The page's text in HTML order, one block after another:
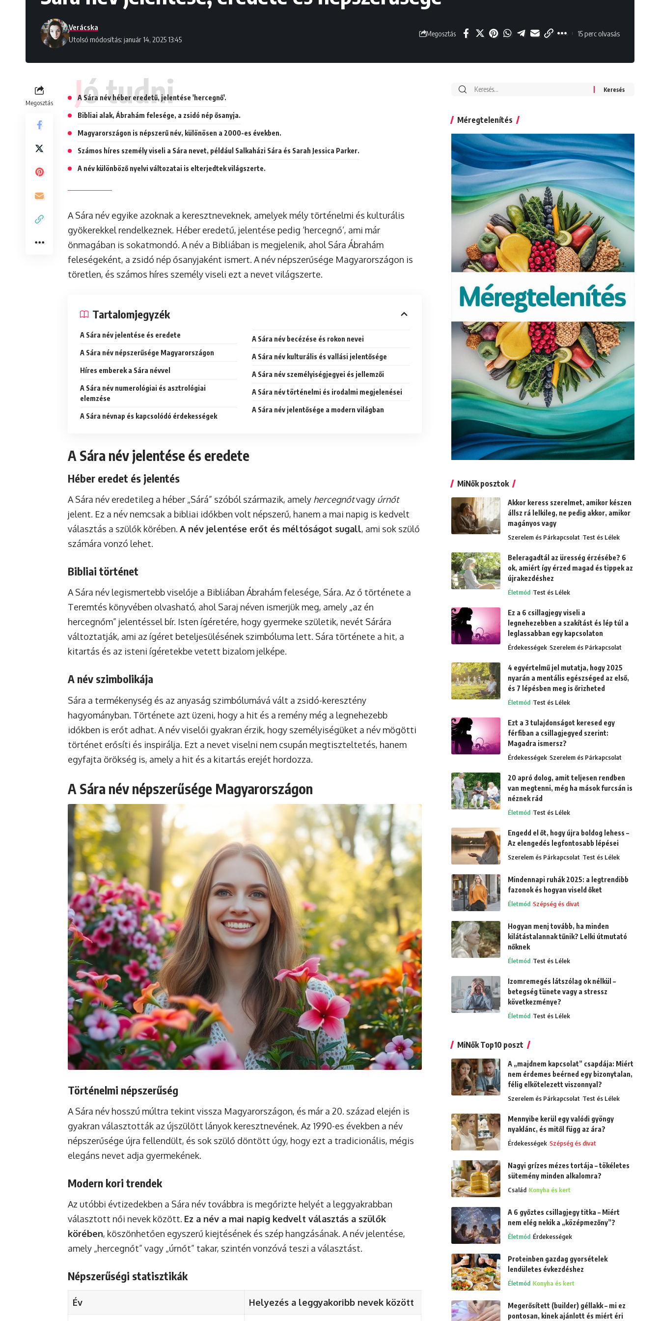
Utolsó módosítás: január 14, 2025 13:45
Verácska
Megosztás 15 perc olvasás
Megosztás Jó tudni
A Sára név héber eredetű, jelentése 'hercegnő'.
Bibliai alak, Ábrahám felesége, a zsidó nép ősanyja.
Magyarországon is népszerű név, különösen a 2000-es években.
Számos híres személy viseli a Sára nevet, például Salkaházi Sára és Sarah Jessica Parker.
A név különböző nyelvi változatai is elterjedtek világszerte.
A Sára név egyike azoknak a keresztneveknek, amelyek mély történelmi és kulturális
gyökerekkel rendelkeznek. Héber eredetű, jelentése pedig ‘hercegnő’, ami már
önmagában is sokatmondó. A név a Bibliában is megjelenik, ahol Sára Ábrahám
feleségeként, a zsidó nép ősanyjaként ismert. A név népszerűsége Magyarországon is
töretlen, és számos híres személy viseli ezt a nevet világszerte.
Tartalomjegyzék
A Sára név jelentése és eredete
A Sára név népszerűsége Magyarországon
Híres emberek a Sára névvel
A Sára név numerológiai és asztrológiai
elemzése
A Sára névnap és kapcsolódó érdekességek
A Sára név becézése és rokon nevei
A Sára név kulturális és vallási jelentősége
A Sára név személyiségjegyei és jellemzői
A Sára név történelmi és irodalmi megjelenései
A Sára név jelentősége a modern világban
A Sára név jelentése és eredete
Héber eredet és jelentés
A Sára név eredetileg a héber „Sárá” szóból származik, amely hercegnőtvagy úrnőt
jelent. Ez a név nemcsak a bibliai időkben volt népszerű, hanem a mai napig is kedvelt
választás a szülők körében. A név jelentése erőt és méltóságot sugall, ami sok szülő
számára vonzó lehet.
Bibliai történet
A Sára név legismertebb viselője a Bibliában Ábrahám felesége, Sára. Az ő története a
Teremtés könyvében olvasható, ahol Saraj néven ismerjük meg, amely „az én
hercegnőm” jelentéssel bír. Isten ígéretére, hogy gyermeke születik, nevét Sárára
változtatják, ami az ígéret beteljesülésének szimbóluma lett. Sára története a hit, a
kitartás és az isteni ígéretekbe vetett bizalom jelképe.
A név szimbolikája
Sára a termékenység és az anyaság szimbólumává vált a zsidó-keresztény
hagyományban. Története azt üzeni, hogy a hit és a remény még a legnehezebb
időkben is erőt adhat. A név viselői gyakran érzik, hogy személyiségüket a név mögötti
történet erősíti és inspirálja. Ezt a nevet viselni nem csupán megtiszteltetés, hanem
egyfajta örökség is, amely a hit és a kitartás erejét hordozza.
A Sára név népszerűsége Magyarországon
Történelmi népszerűség
A Sára név hosszú múltra tekint vissza Magyarországon, és már a 20. század elején is
gyakran választották az újszülött lányok keresztnevének. Az 1990-es években a név
népszerűsége újra fellendült, és sok szülő döntött úgy, hogy ezt a tradicionális, mégis
elegáns nevet adja gyermekének.
Modern kori trendek
Az utóbbi évtizedekben a Sára név továbbra is megőrizte helyét a leggyakrabban
választott női nevek között. Ez a név a mai napig kedvelt választás a szülők
körében, köszönhetően egyszerű kiejtésének és szép hangzásának. A név jelentése,
amely „hercegnőt” vagy „úrnőt” takar, szintén vonzóvá teszi a választást.
Népszerűségi statisztikák
Év Helyezés a leggyakoribb nevek között
Search
Méregtelenítés
MiNők posztok
Akkor keress szerelmet, amikor készen
állsz rá lelkileg, ne pedig akkor, amikor
magányos vagy
Szerelem és Párkapcsolat Test és Lélek
Beleragadtál az üresség érzésébe? 6
ok, amiért így érzed magad és tippek az
újrakezdéshez
Életmód Test és Lélek
Ez a 6 csillagjegy viseli a
legnehezebben a szakítást és lép túl a
leglassabban egy kapcsolaton
Érdekességek Szerelem és Párkapcsolat
4 egyértelmű jel mutatja, hogy 2025
nyarán a mentális egészséged az első,
és 7 lépésben meg is őrizheted
Életmód Test és Lélek
Ezt a 3 tulajdonságot keresed egy
férfiban a csillagjegyed szerint:
Magadra ismersz?
Érdekességek Szerelem és Párkapcsolat
20 apró dolog, amit teljesen rendben
van megtenni, még ha mások furcsán is
néznek rád
Életmód Test és Lélek
Engedd el őt, hogy újra boldog lehess –
Az elengedés legfontosabb lépései
Szerelem és Párkapcsolat Test és Lélek
Mindennapi ruhák 2025: a legtrendibb
fazonok és hogyan viseld őket
Életmód Szépség és divat
Hogyan menj tovább, ha minden
kilátástalannak tűnik? Lelki útmutató
nőknek
Életmód Test és Lélek
Izomremegés látszólag ok nélkül –
betegség tünete vagy a stressz
következménye?
Életmód Test és Lélek
MiNők Top10 poszt
A „majdnem kapcsolat” csapdája: Miért
nem érdemes beérned egy bizonytalan,
félig elkötelezett viszonnyal?
Szerelem és Párkapcsolat Test és Lélek
Mennyibe kerül egy valódi gyöngy
nyaklánc, és mitől függ az ára?
Érdekességek Szépség és divat
Nagyi grízes mézes tortája – tökéletes
sütemény minden alkalomra?
Család Konyha és kert
A 6 győztes csillagjegy titka – Miért
nem elég nekik a „középmezőny”?
Életmód Érdekességek
Proteinben gazdag gyorsételek
lendületes évkezdéshez
Életmód Konyha és kert
Megerősített (builder) géllakk – mi ez
pontosan, kinek ajánlott és miért éri